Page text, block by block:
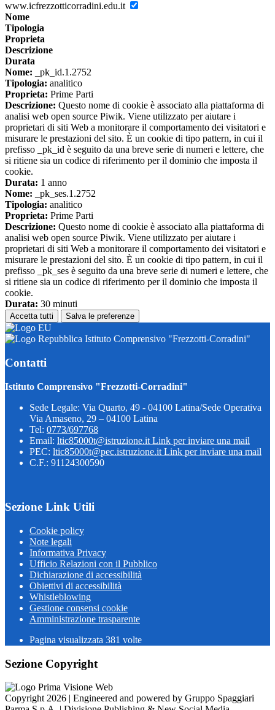
www.icfrezzotticorradini.edu.it
Nome
Tipologia
Proprieta
Descrizione
Durata
Nome: _pk_id.1.2752
Tipologia: analitico
Proprieta: Prime Parti
Descrizione: Questo nome di cookie è associato alla piattaforma di
analisi web open source Piwik. Viene utilizzato per aiutare i
proprietari di siti Web a monitorare il comportamento dei visitatori e
misurare le prestazioni del sito. È un cookie di tipo pattern, in cui il
prefisso _pk_id è seguito da una breve serie di numeri e lettere, che
si ritiene sia un codice di riferimento per il dominio che imposta il
cookie.
Durata: 1 anno
Nome: _pk_ses.1.2752
Tipologia: analitico
Proprieta: Prime Parti
Descrizione: Questo nome di cookie è associato alla piattaforma di
analisi web open source Piwik. Viene utilizzato per aiutare i
proprietari di siti Web a monitorare il comportamento dei visitatori e
misurare le prestazioni del sito. È un cookie di tipo pattern, in cui il
prefisso _pk_ses è seguito da una breve serie di numeri e lettere, che
si ritiene sia un codice di riferimento per il dominio che imposta il
cookie.
Durata: 30 minuti
Accetta tutti Salva le preferenze
Istituto Comprensivo "Frezzotti-Corradini"
Contatti
Istituto Comprensivo "Frezzotti-Corradini"
Sede Legale: Via Quarto, 49 - 04100 Latina/Sede Operativa
Via Amaseno, 29 – 04100 Latina
Tel: 0773/697768
Email: ltic85000t@istruzione.it Link per inviare una mail
PEC: ltic85000t@pec.istruzione.it Link per inviare una mail
C.F.: 91124300590
Sezione Link Utili
Cookie policy
Note legali
Informativa Privacy
Ufficio Relazioni con il Pubblico
Dichiarazione di accessibilità
Obiettivi di accessibilità
Whistleblowing
Gestione consensi cookie
Amministrazione trasparente
Pagina visualizzata 381 volte
Sezione Copyright
Copyright 2026 | Engineered and powered by Gruppo Spaggiari